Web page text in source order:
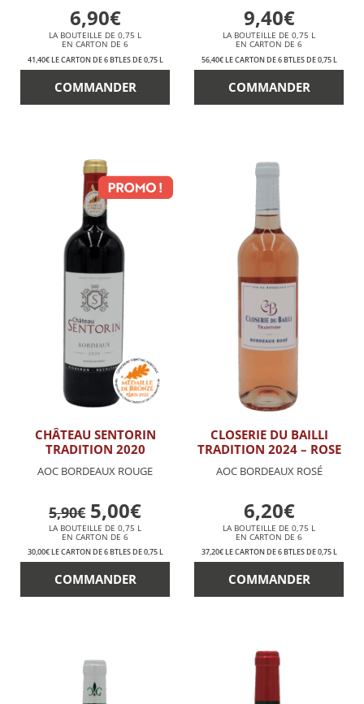
6,90€
LA BOUTEILLE DE 0,75 L
EN CARTON DE 6
41,40€ LE CARTON DE 6 BTLES DE 0,75 L
COMMANDER
9,40€
LA BOUTEILLE DE 0,75 L
EN CARTON DE 6
56,40€ LE CARTON DE 6 BTLES DE 0,75 L
COMMANDER
CHÂTEAU SENTORIN
TRADITION 2020
AOC BORDEAUX ROUGE
5,90€ 5,00€
LA BOUTEILLE DE 0,75 L
EN CARTON DE 6
30,00€ LE CARTON DE 6 BTLES DE 0,75 L
COMMANDER
CLOSERIE DU BAILLI
TRADITION 2024 – ROSE
AOC BORDEAUX ROSÉ
6,20€
LA BOUTEILLE DE 0,75 L
EN CARTON DE 6
37,20€ LE CARTON DE 6 BTLES DE 0,75 L
COMMANDER